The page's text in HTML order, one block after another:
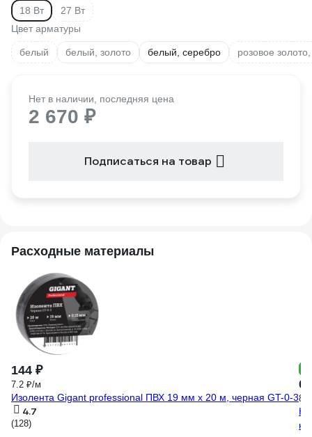
18 Вт
27 Вт
Цвет арматуры
белый белый, золото белый, серебро розовое
Нет в наличии, последняя цена
2 670 ₽
Подписаться на товар
Расходные материалы
144 ₽
7.2 ₽/м
Изолента Gigant professional ПВХ 19 мм х 20 м, черная GT-0-3
4.7
(128)
6
8